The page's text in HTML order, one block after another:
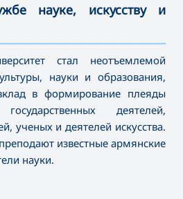
науке, искусству и
стал неотъемлемой
науки и образования,
в формирование плеяды
деятелей,
ученых и деятелей искусства.
известные армянские
науки.